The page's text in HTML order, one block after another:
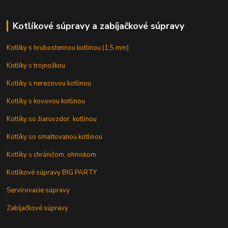
Kotlíkové súpravy a zabíjačkové súpravy
Kotlíky s hrubostennou kotlinou (1,5 mm)
Kotlíky s trojnožkou
Kotlíky s nerezovou kotlinou
Kotlíky s kovovou kotlinou
Kotlíky so žiaruvzdor. kotlinou
Kotlíky so smaltovanou kotlinou
Kotlíky s chráničom, ohniskom
Kotlíkové súpravy BIG PARTY
Servírovacie súpravy
Zabíjačkové súpravy